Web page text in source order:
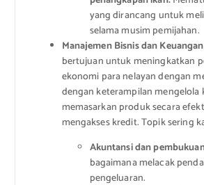
yang dirancang untuk
selama musim pemijahan.
Manajemen Bisnis dan
bertujuan untuk meningkatkan
ekonomi para nelayan dengan
dengan keterampilan mengelola
memasarkan produk secara
mengakses kredit. Topik sering
Akuntansi dan
bagaimana melacak
pengeluaran.